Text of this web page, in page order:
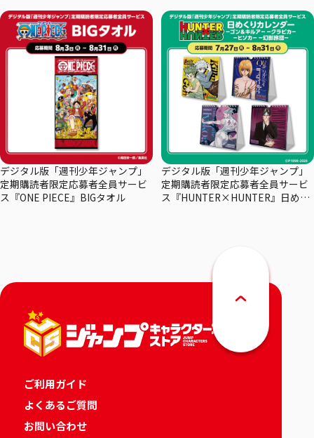
デジタル版「週刊少年ジャンプ」
定期購読者限定応募者全員サービ
ス『ONE PIECE』BIGタオル
デジタル版「週刊少年ジャンプ」
定期購読者限定応募者全員サービ
ス『HUNTER×HUNTER』日めく
ご利用ガイド
よくあるご質問
お問い合わせ